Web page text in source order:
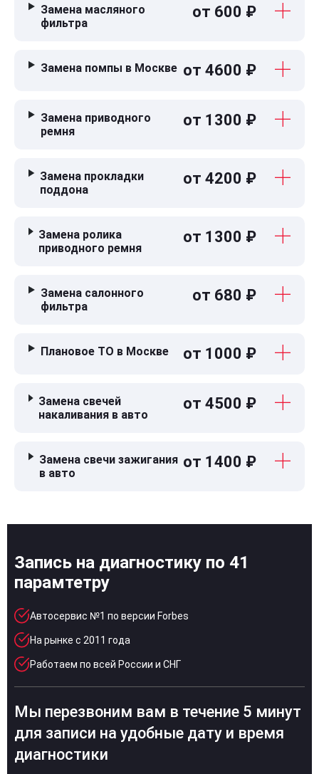
Замена масляного
фильтра
от 600 ₽
Замена помпы в Москве от 4600 ₽
Замена приводного
ремня
от 1300 ₽
Замена прокладки
поддона
от 4200 ₽
Замена ролика
приводного ремня
от 1300 ₽
Замена салонного
фильтра
от 680 ₽
Плановое ТО в Москве от 1000 ₽
Замена свечей
накаливания в авто
от 4500 ₽
Замена свечи зажигания
в авто
от 1400 ₽
Запись на диагностику по 41
парамтетру
Автосервис №1 по версии Forbes
На рынке с 2011 года
Работаем по всей России и СНГ
Мы перезвоним вам в течение 5 минут
для записи на удобные дату и время
диагностики